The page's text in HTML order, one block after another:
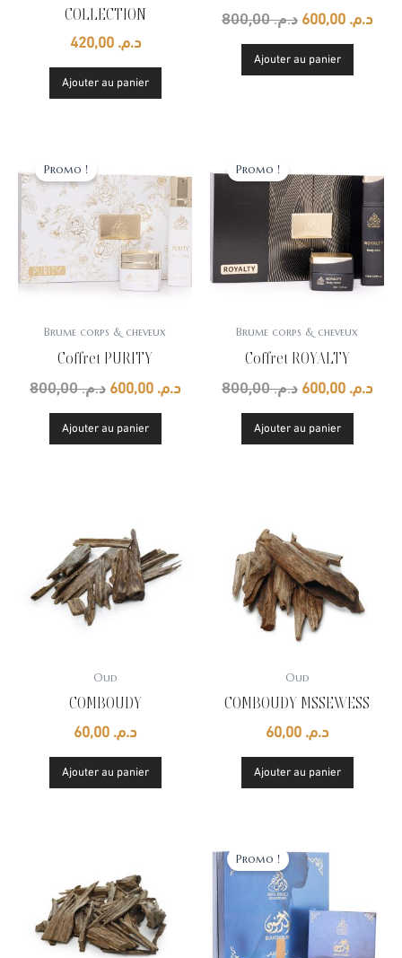
COLLECTION
د.م. 420,00
Ajouter au panier
د.م.800,00 د.م.
Ajouter au panier
Promo !
Brume corps & cheveux
Coffret PURITY
د.م.800,00
initial
était :
د.م. 800,00.
د.م.
est :
Ajouter au panier
Promo !
Brume corps & cheveux
Coffret ROYALTY
د.م.800,00
initial
était :
د.م. 800,00.
د.م.
est :
Ajouter au panier
Oud
COMBOUDY
د.م.
Ajouter au panier
Oud
COMBOUDY MSSEWESS
د.م.
Ajouter au panier
Promo !
prix
initial
د.م. 600,00.